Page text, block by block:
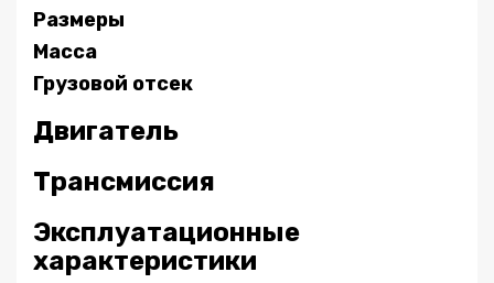
Размеры
Масса
Грузовой отсек
Двигатель
Трансмиссия
Эксплуатационные
характеристики